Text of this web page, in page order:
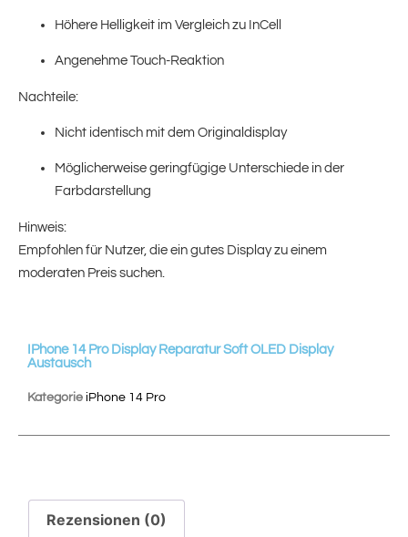
Höhere Helligkeit im Vergleich zu InCell
Angenehme Touch-Reaktion
Nachteile:
Nicht identisch mit dem Originaldisplay
Möglicherweise geringfügige Unterschiede in der
Farbdarstellung
Hinweis:
Empfohlen für Nutzer, die ein gutes Display zu einem
moderaten Preis suchen.
IPhone 14 Pro Display Reparatur Soft OLED Display
Austausch
Kategorie iPhone 14 Pro
Rezensionen (0)